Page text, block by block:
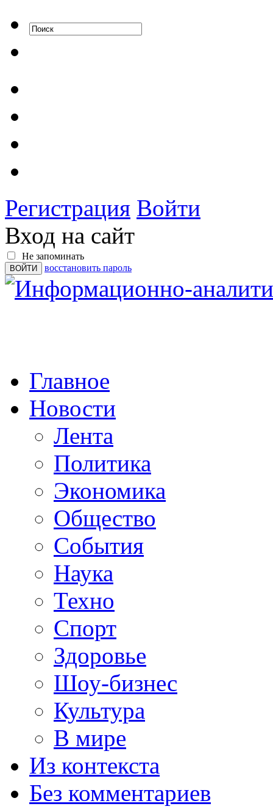
Регистрация Войти
Вход на сайт
Не запоминать
восстановить пароль
Главное
Новости
Лента
Политика
Экономика
Общество
События
Наука
Техно
Спорт
Здоровье
Шоу-бизнес
Культура
В мире
Из контекста
Без комментариев